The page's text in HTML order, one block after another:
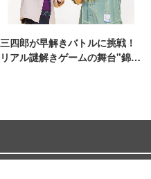
三四郎が早解きバトルに挑戦！
リアル謎解きゲームの舞台"錦糸